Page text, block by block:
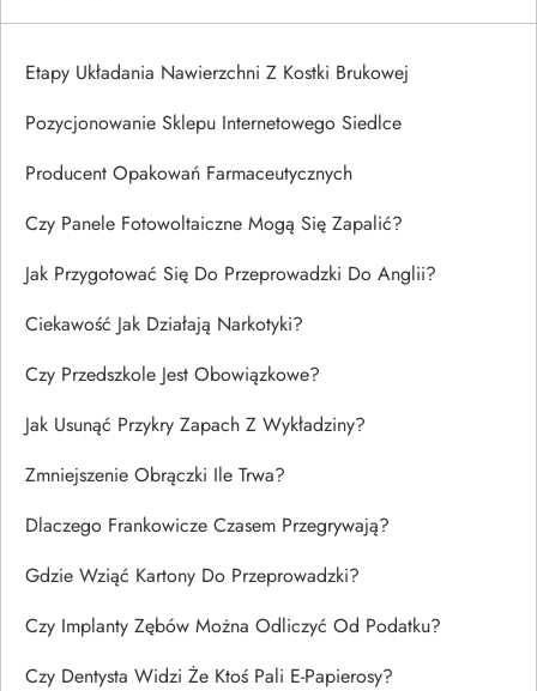
Etapy Układania Nawierzchni Z Kostki Brukowej
Pozycjonowanie Sklepu Internetowego Siedlce
Producent Opakowań Farmaceutycznych
Czy Panele Fotowoltaiczne Mogą Się Zapalić?
Jak Przygotować Się Do Przeprowadzki Do Anglii?
Ciekawość Jak Działają Narkotyki?
Czy Przedszkole Jest Obowiązkowe?
Jak Usunąć Przykry Zapach Z Wykładziny?
Zmniejszenie Obrączki Ile Trwa?
Dlaczego Frankowicze Czasem Przegrywają?
Gdzie Wziąć Kartony Do Przeprowadzki?
Czy Implanty Zębów Można Odliczyć Od Podatku?
Czy Dentysta Widzi Że Ktoś Pali E-Papierosy?